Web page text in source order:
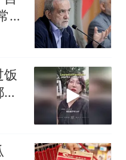
获鲨鱼徒手将其拽
者直呼震惊 （视频
消息）
第二名传话劝弃考
飘起来了 博主在田
字” 网友：真·裸眼
子饺子，美国怕什
困
饭